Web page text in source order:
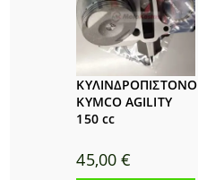
ΚΥΛΙΝΔΡΟΠΙΣΤΟΝΟ
KYMCO AGILITY
150 cc
45,00€